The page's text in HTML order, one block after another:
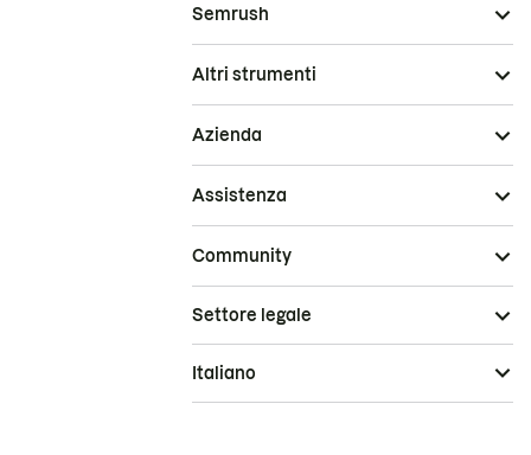
Semrush
Altri strumenti
Azienda
Assistenza
Community
Settore legale
Italiano